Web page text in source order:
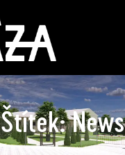
Štítek:News